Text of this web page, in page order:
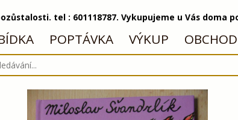
tel : 601118787. Vykupujeme u Vás doma
POPTÁVKA VÝKUP